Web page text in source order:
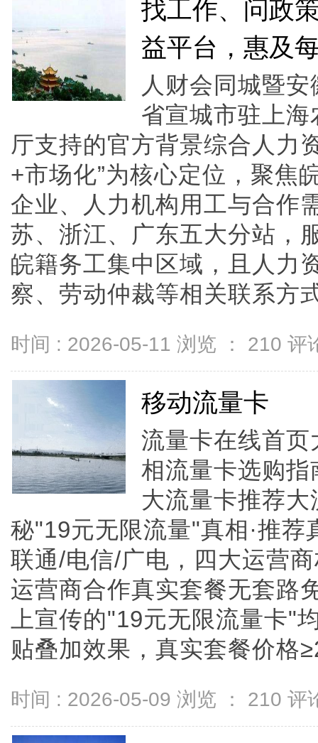
找工作、问政
益平台，惠及
人财会同城暨
省宣城市驻上
厅支持的官方背景综合人力
+市场化”为核心定位，聚焦
企业、人力机构用工与合作
苏、浙江、广东五大分站，
皖籍务工集中区域，且人力
察、劳动仲裁等相关联系方
时间 : 2026-05-11 浏览 ： 210 评
移动流量卡
流量卡在线首
相流量卡选购
大流量卡推荐
秘"19元无限流量"真相·推
联通/电信/广电，四大运营
运营商合作真实套餐无套路
上宣传的"19元无限流量卡"
贴叠加效果，真实套餐价格
时间 : 2026-05-09 浏览 ： 210 评